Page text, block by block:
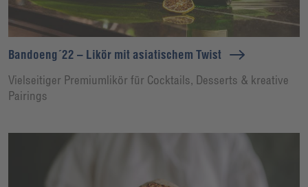
Bandoeng´22 – Likör mit asiatischem Twist
Vielseitiger Premiumlikör für Cocktails, Desserts & kreative
Pairings